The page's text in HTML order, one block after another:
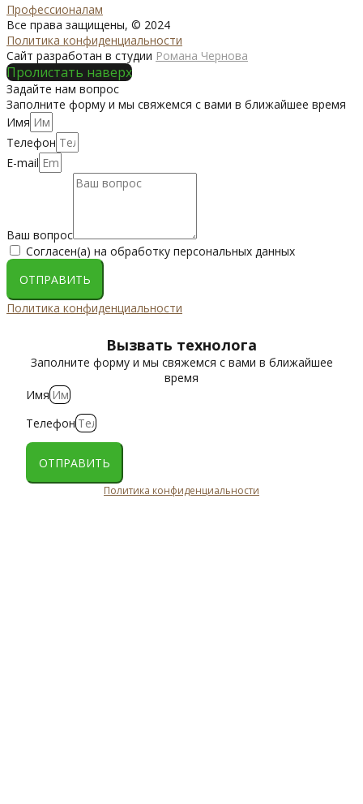
Профессионалам
Все права защищены, © 2024
Политика конфиденциальности
Сайт разработан в студии Романа Чернова
Пролистать наверх
Задайте нам вопрос
Заполните форму и мы свяжемся с вами в ближайшее время
Имя
Телефон
E-mail
Ваш вопрос
Согласен(а) на обработку персональных данных
ОТПРАВИТЬ
Политика конфиденциальности
Вызвать технолога
Заполните форму и мы свяжемся с вами в ближайшее
время
Имя
Телефон
ОТПРАВИТЬ
Политика конфиденциальности